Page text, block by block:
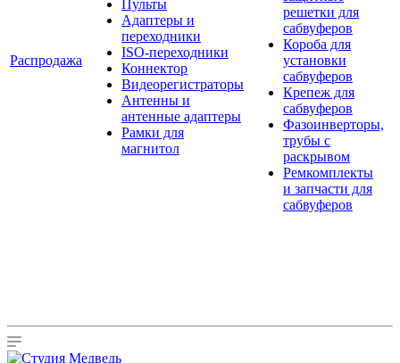
Распродажа
Пульты
Адаптеры и
переходники
ISO-переходники
Коннектор
Видеорегистраторы
Антенны и
антенные адаптеры
Рамки для
магнитол
решетки для
сабвуферов
Короба для
установки
сабвуферов
Крепеж для
сабвуферов
Фазоинверторы,
трубы с
раскрывом
Ремкомплекты
и запчасти для
сабвуферов